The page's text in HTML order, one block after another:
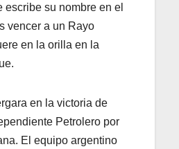
su nombre en el
vencer a un Rayo
en la orilla en la
en la victoria de
Petrolero por
El equipo argentino